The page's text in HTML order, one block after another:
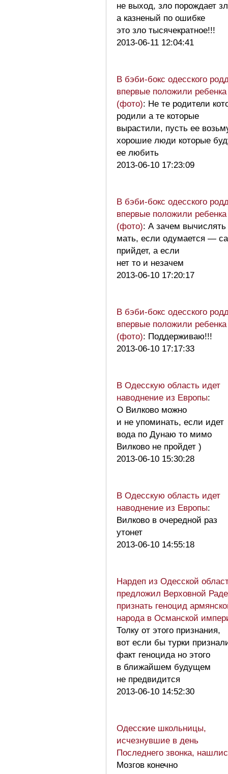
не выход, зло порождает
а казненый по ошибке
это зло тысячекратное!!!
2013-06-11 12:04:41
В бэби-бокс одесского
впервые положили ребенка
(фото): Не те родители
родили а те которые
вырастили, пусть ее
хорошие люди которые
ее любить
2013-06-10 17:23:09
В бэби-бокс одесского
впервые положили ребенка
(фото): А зачем вычислять
мать, если одумается —
прийдет, а если
нет то и незачем
2013-06-10 17:20:17
В бэби-бокс одесского
впервые положили ребенка
(фото): Поддерживаю!!!
2013-06-10 17:17:33
В Одесскую область идет
наводнение из Европы:
О Вилково можно
и не упоминать, если идет
вода по Дунаю то мимо
Вилково не пройдет )
2013-06-10 15:30:28
В Одесскую область идет
наводнение из Европы:
Вилково в очередной раз
утонет
2013-06-10 14:55:18
Нардеп из Одесской
предложил Верховной Раде
признать геноцид
народа в Османской
Толку от этого признания,
вот если бы турки
факт геноцида но этого
в ближайшем будущем
не предвидится
2013-06-10 14:52:30
Одесские школьницы,
исчезнувшие в день
Последнего звонка,
Мозгов конечно